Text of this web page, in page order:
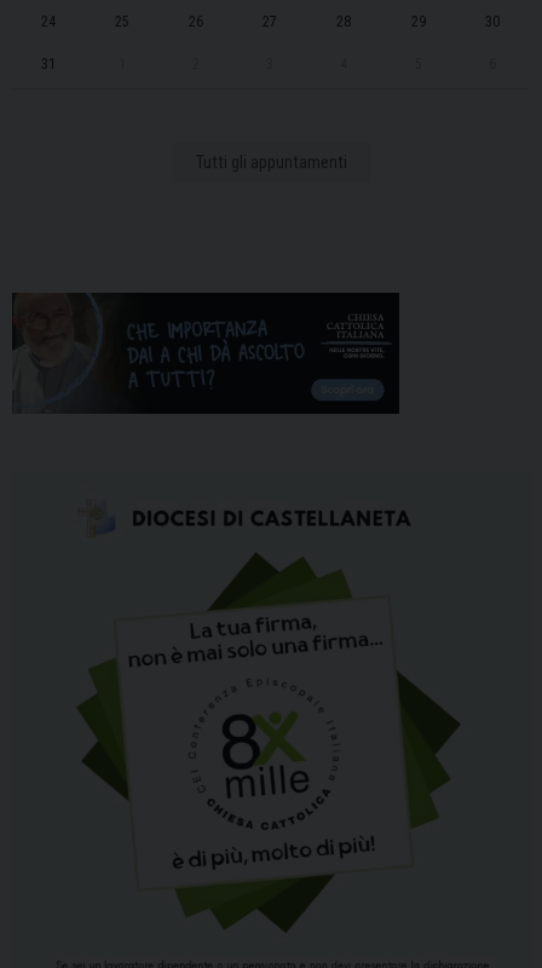
24 25 26 27 28 29 30
31
Tutti gli appuntamenti